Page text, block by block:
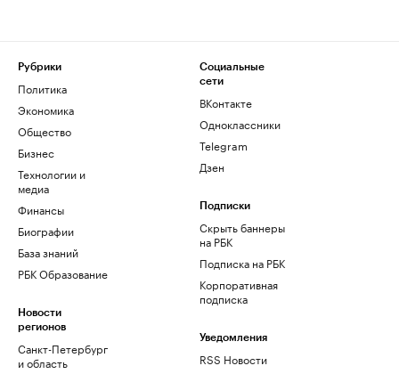
Рубрики
Политика
Экономика
Общество
Бизнес
Технологии и
медиа
Финансы
Биографии
База знаний
РБК Образование
Новости
регионов
Санкт-Петербург
и область
Социальные
сети
ВКонтакте
Одноклассники
Telegram
Дзен
Подписки
Скрыть баннеры
на РБК
Подписка на РБК
Корпоративная
подписка
Уведомления
RSS Новости